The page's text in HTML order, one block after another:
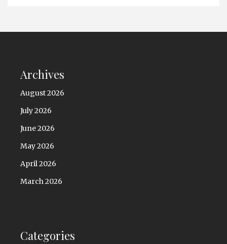
Archives
August 2026
July 2026
June 2026
May 2026
April 2026
March 2026
Categories